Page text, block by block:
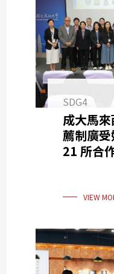
SDG4
成大馬
薦制廣
21 所合
VIEW